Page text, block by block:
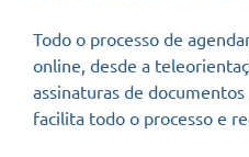
Todo o processo de
online, desde a
assinaturas de
facilita todo o processo e